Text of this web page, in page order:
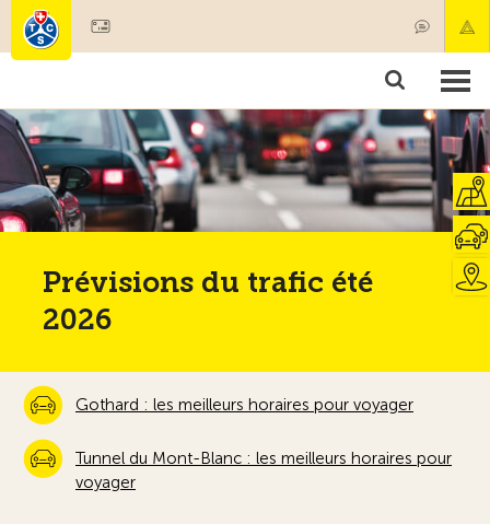
Membres & prestations
Tests, sécurité & santé
Prévisions du trafic été
2026
Gothard : les meilleurs horaires pour voyager
Tunnel du Mont-Blanc : les meilleurs horaires pour
voyager